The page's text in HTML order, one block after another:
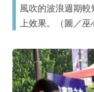
風吹的波浪週期
上效果。（圖／巫